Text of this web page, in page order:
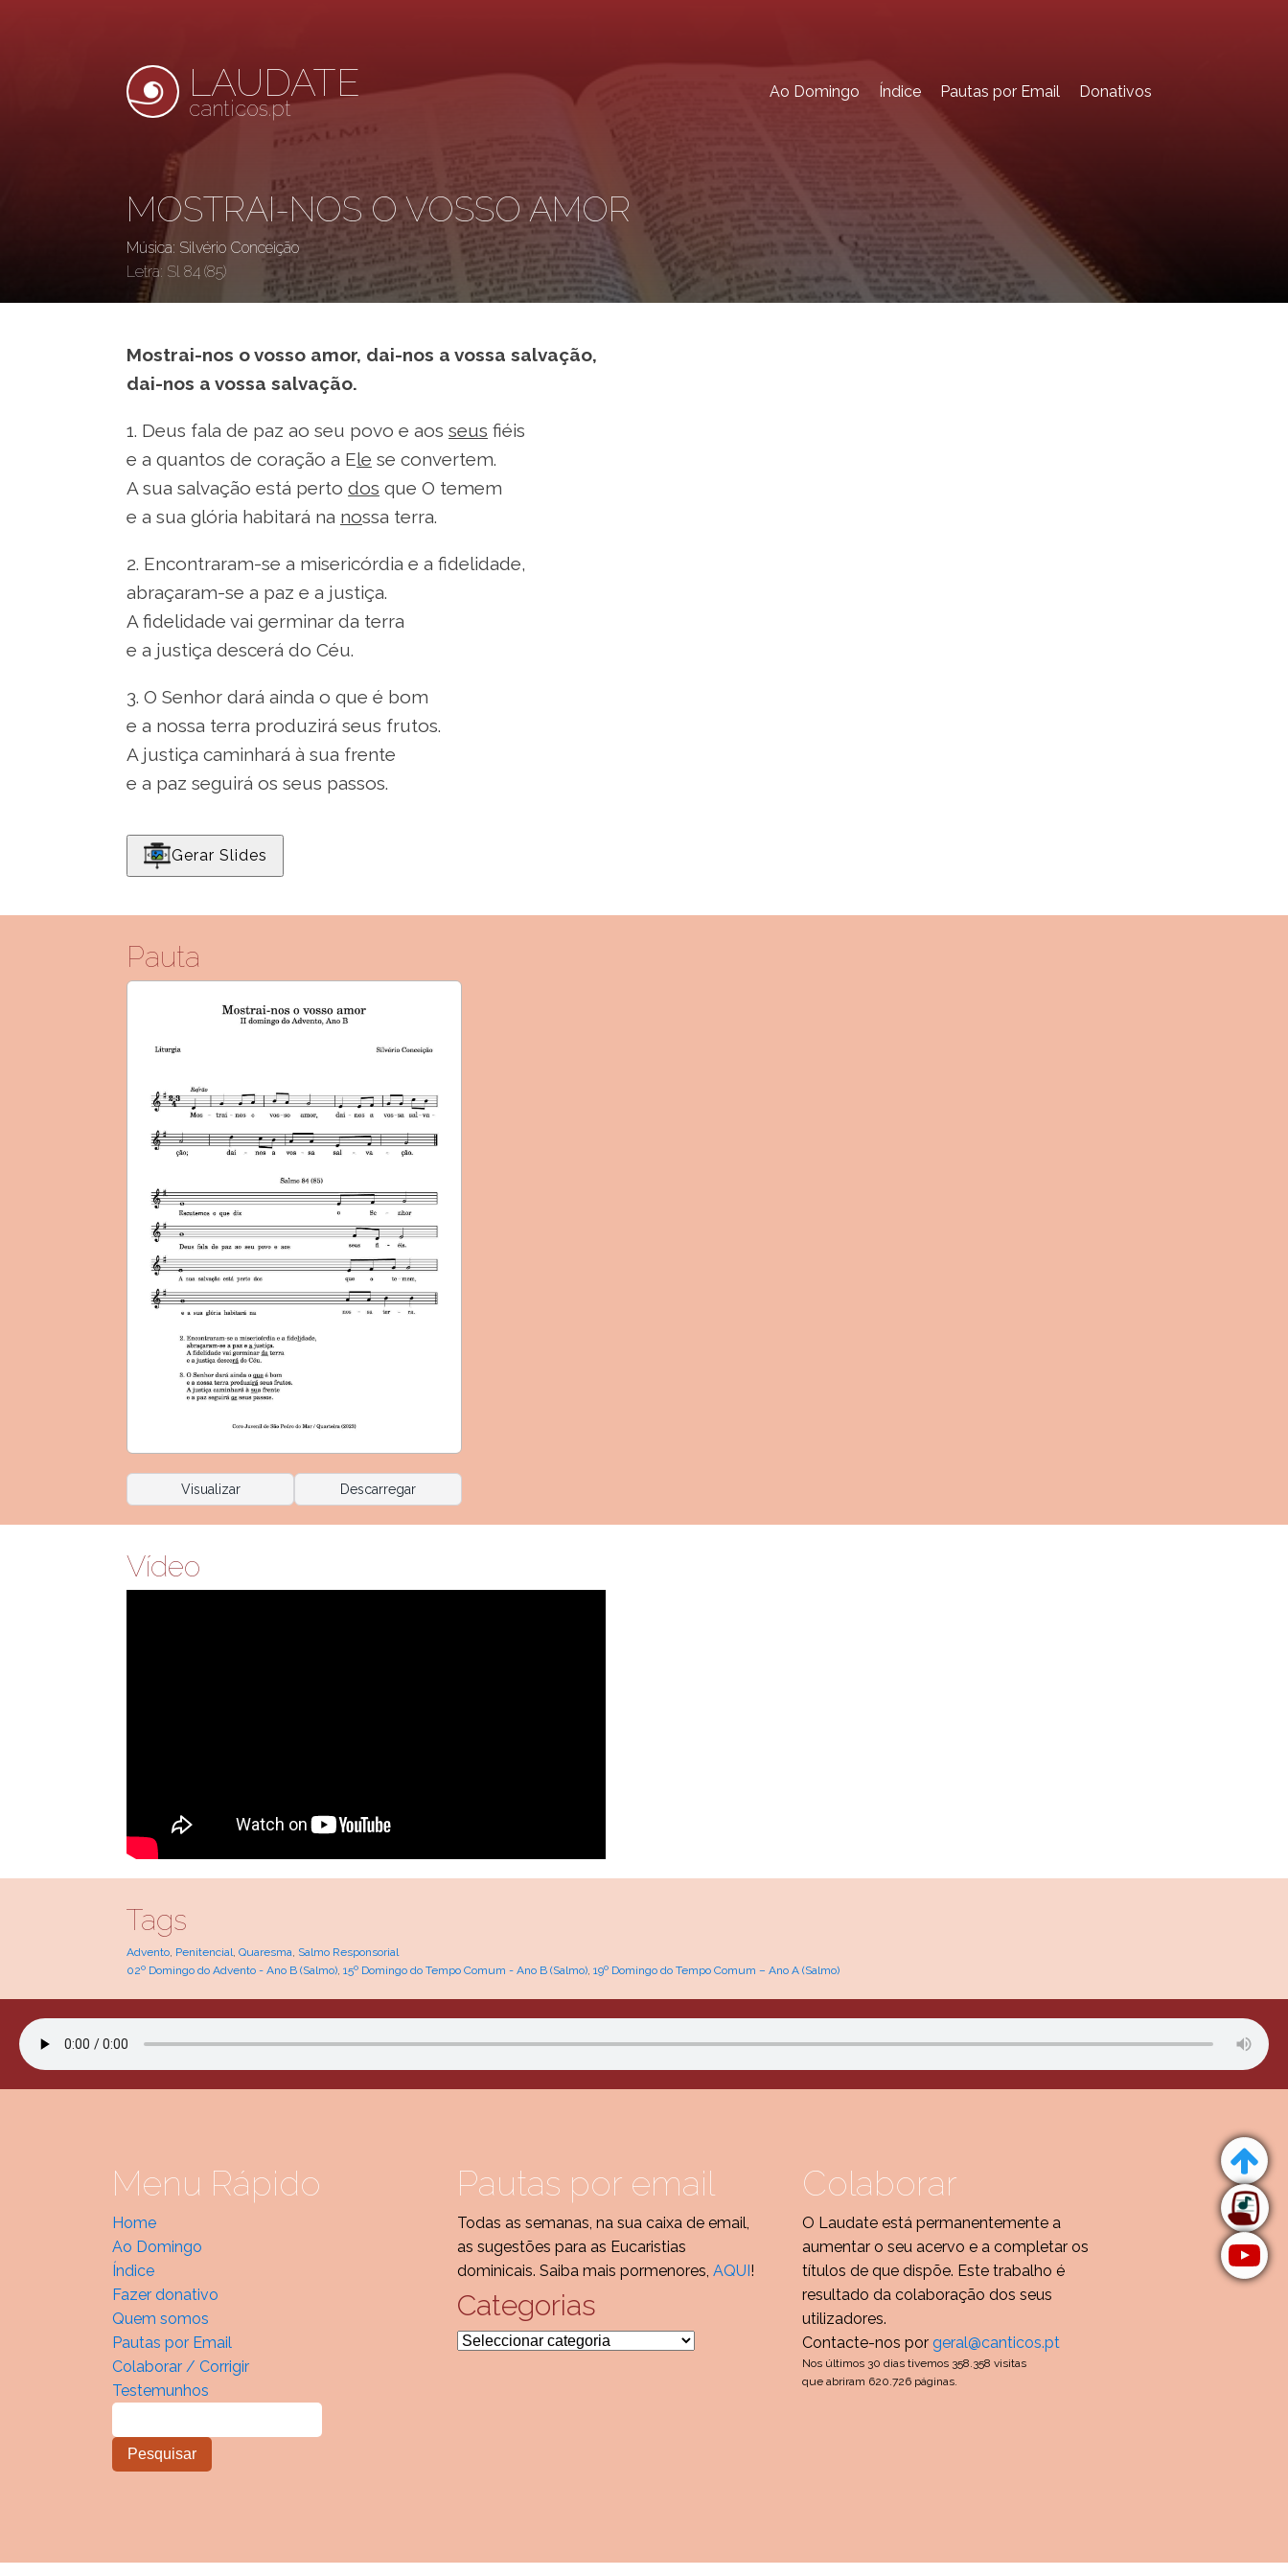
LAUDATE
canticos.pt
Ao Domingo Índice Pautas por Email Donativos
MOSTRAI-NOS O VOSSO AMOR
Música: Silvério Conceição
Letra: Sl 84 (85)
Mostrai-nos o vosso amor, dai-nos a vossa salvação,
dai-nos a vossa salvação.
1. Deus fala de paz ao seu povo e aos seus fiéis
e a quantos de coração a Ele se convertem.
A sua salvação está perto dos que O temem
e a sua glória habitará na nossa terra.
2. Encontraram-se a misericórdia e a fidelidade,
abraçaram-se a paz e a justiça.
A fidelidade vai germinar da terra
e a justiça descerá do Céu.
3. O Senhor dará ainda o que é bom
e a nossa terra produzirá seus frutos.
A justiça caminhará à sua frente
e a paz seguirá os seus passos.
Gerar Slides
Pauta
Visualizar Descarregar
Vídeo
Tags
Advento, Penitencial, Quaresma, Salmo Responsorial
02º Domingo do Advento - Ano B (Salmo), 15º Domingo do Tempo Comum - Ano B (Salmo), 19º Domingo do Tempo Comum – Ano A (Salmo)
Menu Rápido
Home
Ao Domingo
Índice
Fazer donativo
Quem somos
Pautas por Email
Colaborar / Corrigir
Testemunhos
Pautas por email
Todas as semanas, na sua caixa de email,
as sugestões para as Eucaristias
dominicais. Saiba mais pormenores, AQUI !
Categorias
Categorias
Colaborar
O Laudate está permanentemente a
aumentar o seu acervo e a completar os
títulos de que dispõe. Este trabalho é
resultado da colaboração dos seus
utilizadores.
Contacte-nos por geral@canticos.pt
Nos últimos 30 dias tivemos 358.358 visitas
que abriram 620.726 páginas.